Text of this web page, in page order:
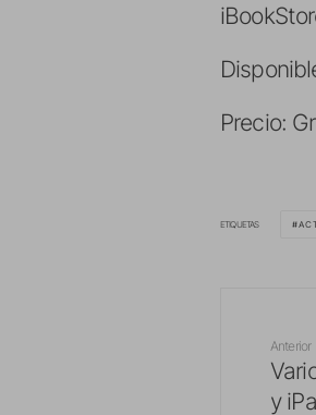
Precio:
ETIQUETAS
Anterior
y